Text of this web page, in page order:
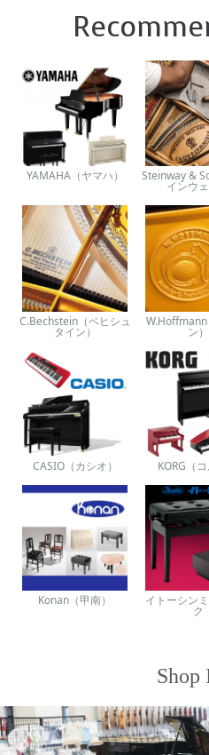
YAMAHA（ヤマハ） Steinway &
インウェ
C.Bechstein（ベヒシュ
タイン） ン）
CASIO（カシオ） KORG（コ
Konan（甲南） イトーシン
ク
Shop